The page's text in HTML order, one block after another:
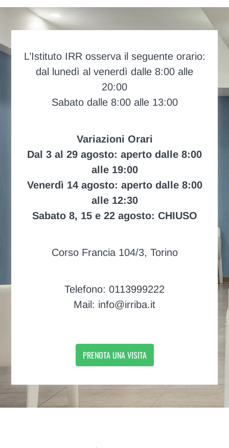
L’Istituto IRR osserva il seguente orario:
dal lunedì al venerdì dalle 8:00 alle
20:00
Sabato dalle 8:00 alle 13:00
Variazioni Orari
Dal 3 al 29 agosto: aperto dalle 8:00
alle 19:00
Venerdì 14 agosto: aperto dalle 8:00
alle 12:30
Sabato 8, 15 e 22 agosto: CHIUSO
Corso Francia 104/3, Torino
Telefono: 0113999222
Mail: info@irriba.it
PRENOTA UNA VISITA